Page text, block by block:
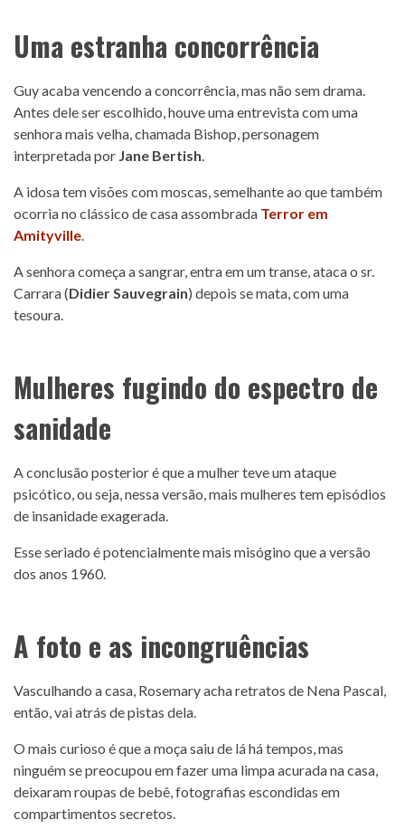
Uma estranha concorrência
Guy acaba vencendo a concorrência, mas não sem drama.
Antes dele ser escolhido, houve uma entrevista com uma
senhora mais velha, chamada Bishop, personagem
interpretada por Jane Bertish
A idosa tem visões com moscas, semelhante ao que também
ocorria no clássico de casa assombrada Terror em
Amityville
A senhora começa a sangrar, entra em um transe, ataca o sr.
Carrara (Didier Sauvegrain) depois se mata, com uma
tesoura.
Mulheres fugindo do espectro de
sanidade
A conclusão posterior é que a mulher teve um ataque
psicótico, ou seja, nessa versão, mais mulheres tem episódios
de insanidade exagerada.
Esse seriado é potencialmente mais misógino que a versão
dos anos 1960.
A foto e as incongruências
Vasculhando a casa, Rosemary acha retratos de Nena Pascal,
então, vai atrás de pistas dela.
O mais curioso é que a moça saiu de lá há tempos, mas
ninguém se preocupou em fazer uma limpa acurada na casa,
deixaram roupas de bebê, fotografias escondidas em
compartimentos secretos.